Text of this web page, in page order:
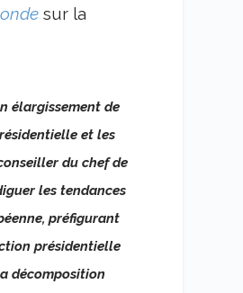
sur la
élargissement de
et les
du chef de
les tendances
préfigurant
présidentielle
décomposition